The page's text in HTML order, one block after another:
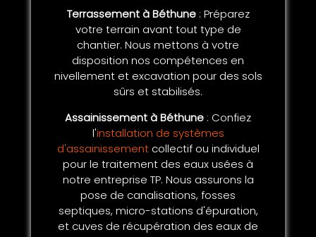
Terrassement à Béthune: Préparez
votre terrain avant tout type de
chantier. Nous mettons à votre
disposition nos compétences en
nivellement et excavation pour des sols
sûrs et stabilisés.
Assainissement à Béthune : Confiez
l'installation de systèmes
d'assainissementcollectif ou individuel
pour le traitement des eaux usées à
notre entreprise TP. Nous assurons la
pose de canalisations, fosses
septiques, micro-stations d'épuration,
et cuves de récupération des eaux de